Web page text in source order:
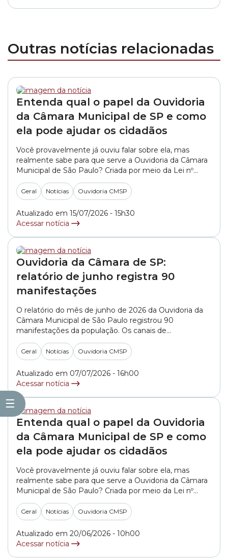
☰
Outras notícias relacionadas
Entenda qual o papel da Ouvidoria
da Câmara Municipal de SP e como
ela pode ajudar os cidadãos
Você provavelmente já ouviu falar sobre ela, mas
realmente sabe para que serve a Ouvidoria da Câmara
Municipal de São Paulo? Criada por meio da Lei nº
15.507, de 15 de dezembro de 2011, a Ouvidoria é um
canal de comunicação entre o cidadão e a Câmara
Geral Notícias Ouvidoria CMSP
Atualizado em 15/07/2026 - 15h30
Acessar notícia
Ouvidoria da Câmara de SP:
relatório de junho registra 90
manifestações
O relatório do mês de junho de 2026 da Ouvidoria da
Câmara Municipal de São Paulo registrou 90
manifestações da população. Os canais de
atendimento mais utilizados pelas pessoas foram o e-
mail, 68%, e o WhatsApp, 17%. Na sequência
aparecem os contatos via Portal do Cidadão, 7%,
telefone, 5%, e presencialmente, 3%. O documento
mostra... »
Geral Notícias Ouvidoria CMSP
Atualizado em 07/07/2026 - 16h00
Acessar notícia
Entenda qual o papel da Ouvidoria
da Câmara Municipal de SP e como
ela pode ajudar os cidadãos
Você provavelmente já ouviu falar sobre ela, mas
realmente sabe para que serve a Ouvidoria da Câmara
Municipal de São Paulo? Criada por meio da Lei nº
15.507, de 15 de dezembro de 2011, a Ouvidoria é um
canal de comunicação entre o cidadão e a Câmara
Geral Notícias Ouvidoria CMSP
Atualizado em 20/06/2026 - 10h00
Acessar notícia